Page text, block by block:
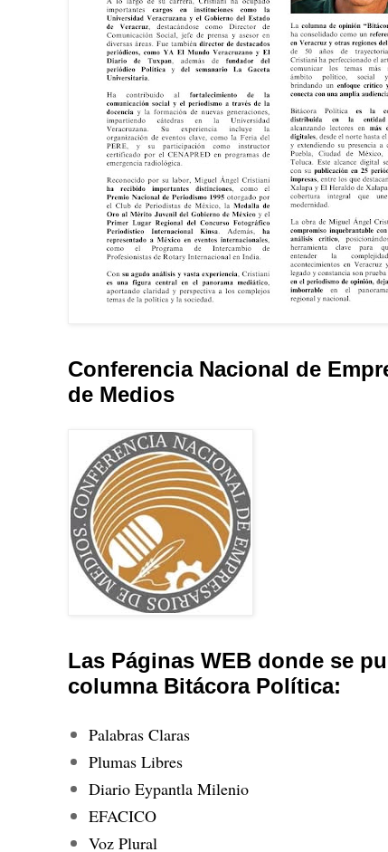
Conferencia Nacional de
de Medios
Las Páginas WEB donde se
columna Bitácora Política:
Palabras Claras
Plumas Libres
Diario Eypantla Milenio
EFACICO
Voz Plural